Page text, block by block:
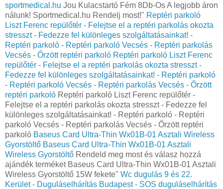
sportmedical.hu Jou Kulacstartó Fém 8Db-Os A legjobb áron
nálunk! Sportmedical.hu Rendelj most!" Reptéri parkoló
Liszt Ferenc repülőtér - Felejtse el a reptéri parkolás okozta
stresszt - Fedezze fel különleges szolgáltatásainkat! -
Reptéri parkoló - Reptéri parkoló Vecsés - Reptéri parkolás
Vecsés - Őrzött reptéri parkoló Reptéri parkoló Liszt Ferenc
repülőtér - Felejtse el a reptéri parkolás okozta stresszt -
Fedezze fel különleges szolgáltatásainkat! - Reptéri parkoló
- Reptéri parkoló Vecsés - Reptéri parkolás Vecsés - Őrzött
reptéri parkoló Reptéri parkoló Liszt Ferenc repülőtér -
Felejtse el a reptéri parkolás okozta stresszt - Fedezze fel
különleges szolgáltatásainkat! - Reptéri parkoló - Reptéri
parkoló Vecsés - Reptéri parkolás Vecsés - Őrzött reptéri
parkoló Baseus Card Ultra-Thin Wx01B-01 Asztali Wireless
Gyorstöltő Baseus Card Ultra-Thin Wx01B-01 Asztali
Wireless Gyorstöltő Rendeld meg most és válasz hozzá
ajándék terméket Baseus Card Ultra-Thin Wx01B-01 Asztali
Wireless Gyorstöltő 15W fekete" Wc dugulás 9 és 22.
Kerület - Duguláselhárítás Budapest - SOS duguláselhárítás